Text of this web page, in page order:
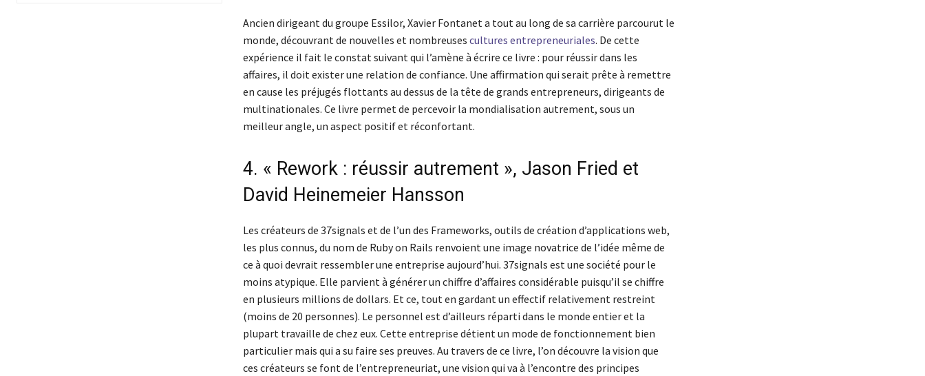
Ancien dirigeant du groupe Essilor, Xavier Fontanet a tout au long de sa carrière parcourut le
monde, découvrant de nouvelles et nombreuses cultures entrepreneuriales. De cette
expérience il fait le constat suivant qui l’amène à écrire ce livre : pour réussir dans les
affaires, il doit exister une relation de confiance. Une affirmation qui serait prête à remettre
en cause les préjugés flottants au dessus de la tête de grands entrepreneurs, dirigeants de
multinationales. Ce livre permet de percevoir la mondialisation autrement, sous un
meilleur angle, un aspect positif et réconfortant.
4. « Rework : réussir autrement », Jason Fried et
David Heinemeier Hansson
Les créateurs de 37signals et de l’un des Frameworks, outils de création d’applications web,
les plus connus, du nom de Ruby on Rails renvoient une image novatrice de l’idée même de
ce à quoi devrait ressembler une entreprise aujourd’hui. 37signals est une société pour le
moins atypique. Elle parvient à générer un chiffre d’affaires considérable puisqu’il se chiffre
en plusieurs millions de dollars. Et ce, tout en gardant un effectif relativement restreint
(moins de 20 personnes). Le personnel est d’ailleurs réparti dans le monde entier et la
plupart travaille de chez eux. Cette entreprise détient un mode de fonctionnement bien
particulier mais qui a su faire ses preuves. Au travers de ce livre, l’on découvre la vision que
ces créateurs se font de l’entrepreneuriat, une vision qui va à l’encontre des principes